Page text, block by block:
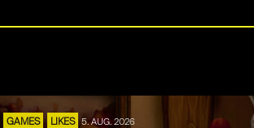
GAMES LIKES 5. AUG. 2026